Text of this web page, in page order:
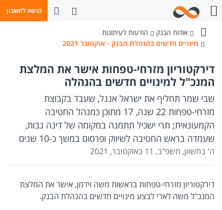
כניסה לחשבון
פתח חיפושחייגו אלינו
בנק
אודות הבנק
הודעות לעיתונות
מינויים חדשים בהנהלת הבנק - אוקטובר 2021
דירקטוריון מזרחי-טפחות אישר את המלצת
המנכ"ל למינויים חדשים בהנהלה
שבי שמר תחליף את ישראל אנגל, שעבד בקבוצת
מזרחי-טפחות 22 שנה, 17 מתוכן כמנהל החטיבה
הקמעונאית; תרי ישכיל תתמנה במקומה של דינה נבות,
שעמדה בראש החטיבה לשיווק ופרסום במשך כ-10 שנים
ה' בחשוון, תשפ"ב, 11 באוקטובר, 2021
דירקטוריון מזרחי-טפחות בראשות משה וידמן, אישר את המלצת
המנכ"ל משה לארי לבצע מינויים חדשים בהנהלת הבנק.